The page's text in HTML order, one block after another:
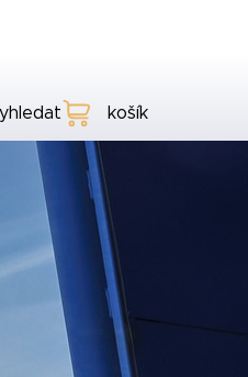
košík